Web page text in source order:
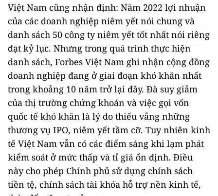
Việt Nam cũng nhận định: Năm 2022 lợi nhuận
của các doanh nghiệp niêm yết nói chung và
danh sách 50 công ty niêm yết tốt nhất nói riêng
đạt kỷ lục. Nhưng trong quá trình thực hiện
danh sách, Forbes Việt Nam ghi nhận cộng đồng
doanh nghiệp đang ở giai đoạn khó khăn nhất
trong khoảng 10 năm trở lại đây. Đà suy giảm
của thị trường chứng khoán và việc gọi vốn
quốc tế khó khăn là lý do thiếu vắng những
thương vụ IPO, niêm yết tầm cỡ. Tuy nhiên kinh
tế Việt Nam vẫn có các điểm sáng khi lạm phát
kiểm soát ở mức thấp và tỉ giá ổn định. Điều
này cho phép Chính phủ sử dụng chính sách
tiền tệ, chính sách tài khóa hỗ trợ nền kinh tế,